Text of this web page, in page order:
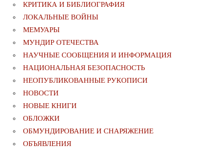
КРИТИКА И БИБЛИОГРАФИЯ
ЛОКАЛЬНЫЕ ВОЙНЫ
МЕМУАРЫ
МУНДИР ОТЕЧЕСТВА
НАУЧНЫЕ СООБЩЕНИЯ И ИНФОРМАЦИЯ
НАЦИОНАЛЬНАЯ БЕЗОПАСНОСТЬ
НЕОПУБЛИКОВАННЫЕ РУКОПИСИ
НОВОСТИ
НОВЫЕ КНИГИ
ОБЛОЖКИ
ОБМУНДИРОВАНИЕ И СНАРЯЖЕНИЕ
ОБЪЯВЛЕНИЯ